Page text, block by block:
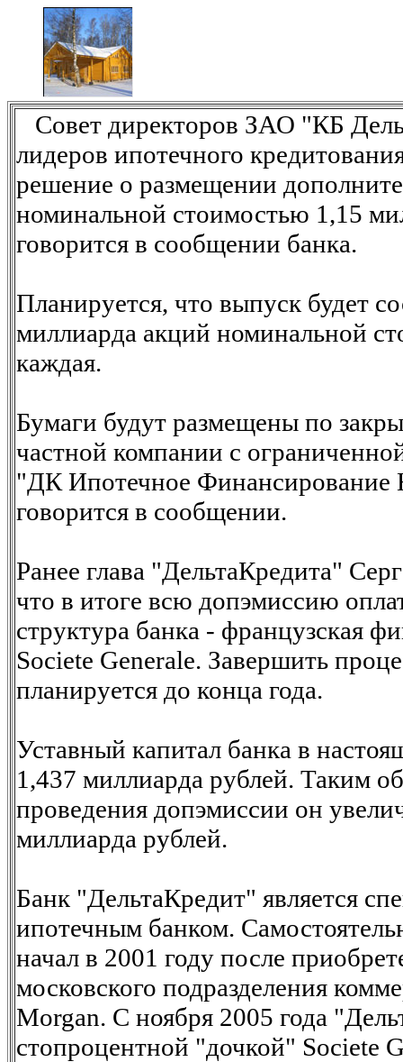
Совет директоров ЗАО "КБ
лидеров ипотечного
решение о размещении
номинальной стоимостью 1,15
говорится в сообщении банка.
Планируется, что выпуск будет
миллиарда акций номинальной
каждая.
Бумаги будут размещены по
частной компании с
"ДК Ипотечное Финансирование
говорится в сообщении.
Ранее глава "ДельтаКредита"
что в итоге всю допэмиссию
структура банка - французская
Societe Generale. Завершить
планируется до конца года.
Уставный капитал банка в
1,437 миллиарда рублей. Таким
проведения допэмиссии он
миллиарда рублей.
Банк "ДельтаКредит" является
ипотечным банком.
начал в 2001 году после
московского подразделения
Morgan. С ноября 2005 года
стопроцентной "дочкой" Societe